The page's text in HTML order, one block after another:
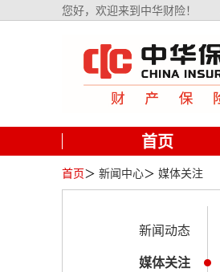
您好，欢迎来到中华财险！
首页
首页＞ 新闻中心＞ 媒体关注
新闻动态
媒体关注